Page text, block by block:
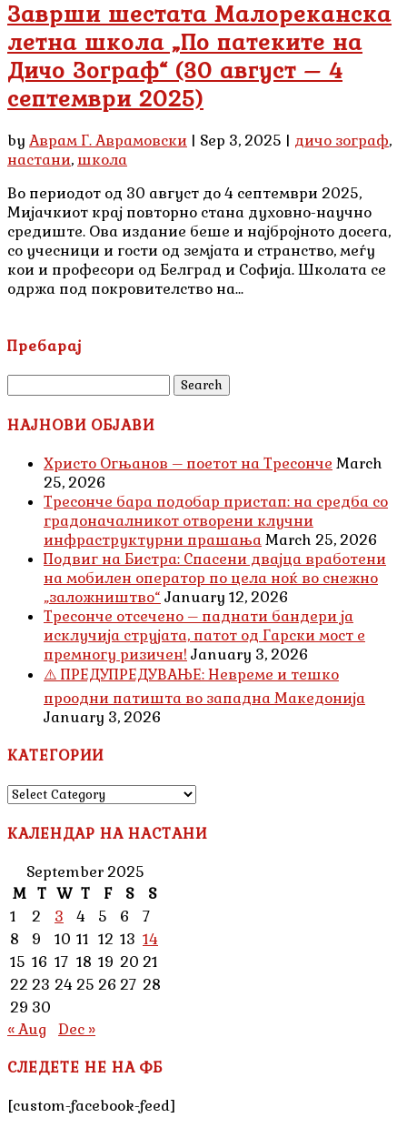
Заврши шестата Малореканска
летна школа „По патеките на
Дичо Зограф“ (30 август – 4
септември 2025)
by Аврам Г. Аврамовски | Sep 3, 2025 | дичо зограф,
настани, школа
Во периодот од 30 август до 4 септември 2025,
Мијачкиот крај повторно стана духовно-научно
средиште. Ова издание беше и најбројното досега,
со учесници и гости од земјата и странство, меѓу
кои и професори од Белград и Софија. Школата се
одржа под покровителство на...
Пребарај
НАЈНОВИ ОБЈАВИ
Христо Огњанов – поетот на Тресонче March
25, 2026
Тресонче бара подобар пристап: на средба со
градоначалникот отворени клучни
инфраструктурни прашањаMarch 25, 2026
Подвиг на Бистра: Спасени двајца вработени
на мобилен оператор по цела ноќ во снежно
„заложништво“ January 12, 2026
Тресонче отсечено – паднати бандери ја
исклучија струјата, патот од Гарски мост е
премногу ризичен! January 3, 2026
⚠️ ПРЕДУПРЕДУВАЊЕ: Невреме и тешко
проодни патишта во западна Македонија
January 3, 2026
КАТЕГОРИИ
КАТЕГОРИИ
КАЛЕНДАР НА НАСТАНИ
September 2025
M T W T F S
S
1
2 3 4 5 6
7
8
9 10 11 12 13 14
15 16 17 18 19 20 21
22 23 24 25 26 27 28
29 30
« Aug
Dec »
СЛЕДЕТЕ НЕ НА ФБ
[custom-facebook-feed]